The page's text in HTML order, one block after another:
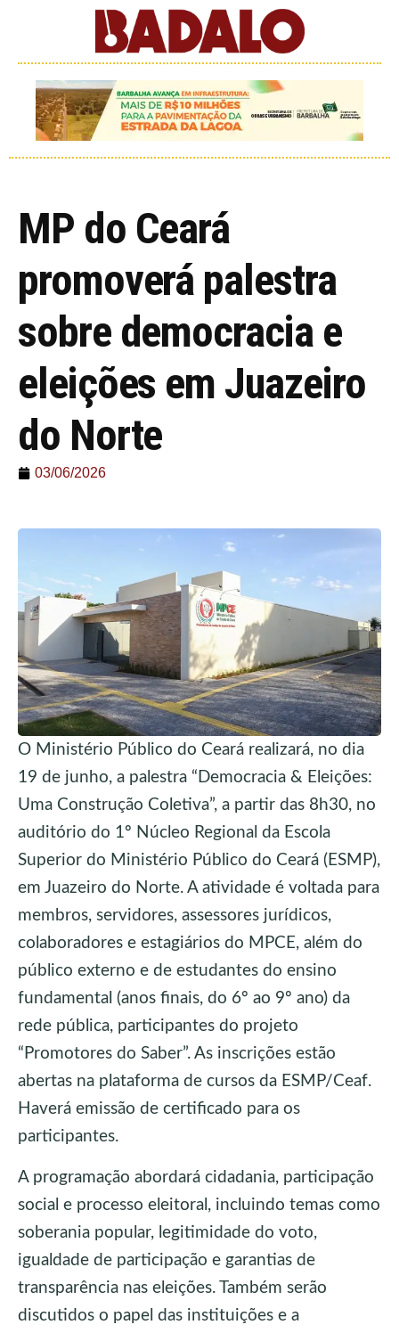
MP do Ceará
promoverá palestra
sobre democracia e
eleições em Juazeiro
do Norte
03/06/2026
O Ministério Público do Ceará realizará, no dia
19 de junho, a palestra “Democracia & Eleições:
Uma Construção Coletiva”, a partir das 8h30, no
auditório do 1º Núcleo Regional da Escola
Superior do Ministério Público do Ceará (ESMP),
em Juazeiro do Norte. A atividade é voltada para
membros, servidores, assessores jurídicos,
colaboradores e estagiários do MPCE, além do
público externo e de estudantes do ensino
fundamental (anos finais, do 6º ao 9º ano) da
rede pública, participantes do projeto
“Promotores do Saber”. As inscrições estão
abertas na plataforma de cursos da ESMP/Ceaf.
Haverá emissão de certificado para os
participantes.
A programação abordará cidadania, participação
social e processo eleitoral, incluindo temas como
soberania popular, legitimidade do voto,
igualdade de participação e garantias de
transparência nas eleições. Também serão
discutidos o papel das instituições e a